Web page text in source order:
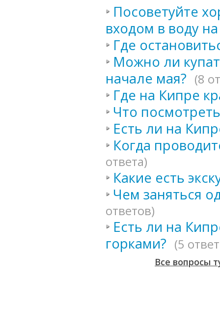
Посоветуйте
входом в воду
Где
Можно ли
начале мая? (8
Где на Кипре
Что
Есть ли на
Когда
ответа)
Какие есть
Чем заняться
ответов)
Есть ли на
горками? (5
Все вопросы